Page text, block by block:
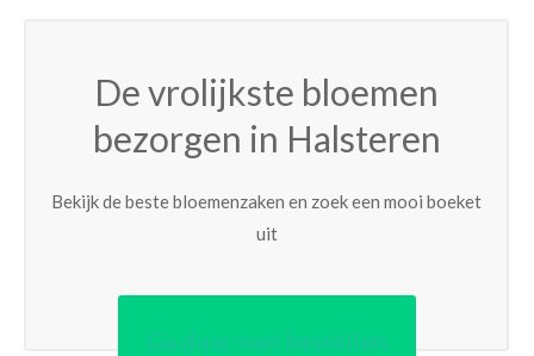
De vrolijkste bloemen
bezorgen in Halsteren
Bekijk de beste bloemenzaken en zoek een mooi boeket
uit
Ga door met bestellen